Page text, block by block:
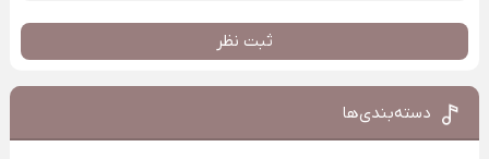
ثبت نظر
دسته‌بندی‌ها